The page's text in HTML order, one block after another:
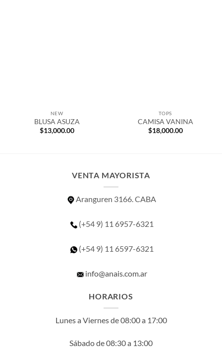
NEW
BLUSA ASUZA
$13,000.00
TOPS
CAMISA VANINA
$18,000.00
VENTA MAYORISTA
Aranguren 3166. CABA
(+54 9) 11 6957-6321
(+54 9) 11 6597-6321
info@anais.com.ar
HORARIOS
Lunes a Viernes de 08:00 a 17:00
Sábado de 08:30 a 13:00